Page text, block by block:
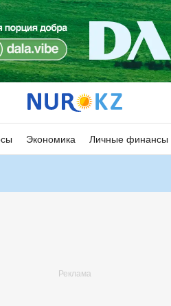
Экономика Личные финансы